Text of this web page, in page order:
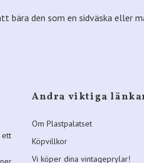
den som en sidväska eller
ett
Andra viktiga
Om Plastpalatset
Köpvillkor
Vi köper dina vintageprylar!